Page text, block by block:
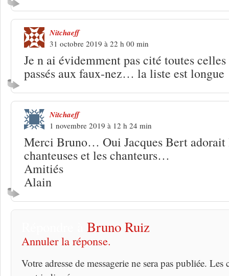
Nitchaeff
31 octobre 2019 à 22 h 00 min
Je n ai évidemment pas cité toutes
passés aux faux-nez… la liste est longue
Nitchaeff
1 novembre 2019 à 12 h 24 min
Merci Bruno… Oui Jacques Bert adorait
chanteuses et les chanteurs…
Amitiés
Alain
Bruno Ruiz
Annuler la réponse.
Votre adresse de messagerie ne sera pas publiée.